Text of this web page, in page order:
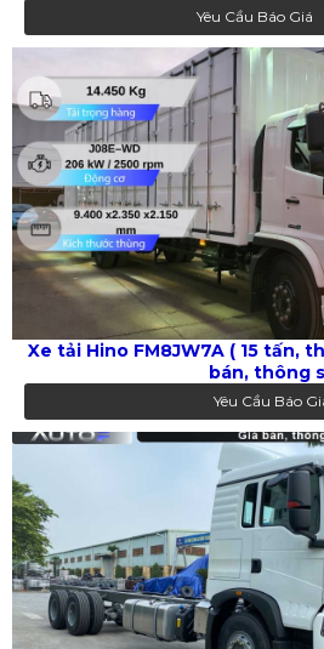
Yêu Cầu Báo Giá
Xe tải Hino FM8JW7A ( 15 tấn,
bán, thông
Yêu Cầu Báo